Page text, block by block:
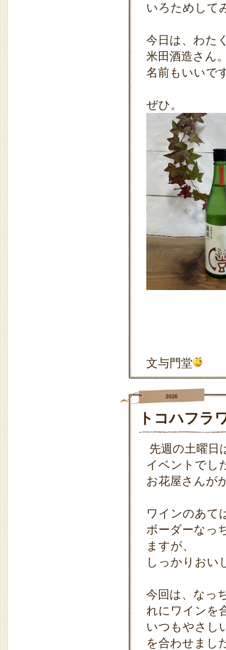
いろためして
今日は、わた
米田酒造さん
名前もいいで
ぜひ。
文与門堂
2026
トコハフラ
先週の土曜日
イベントでし
お花屋さんが
ワインのあて
ボーダーなっ
ますが、
しっかりおい
今回は、なっ
れにワインを
いつもやさし
を合わせまし